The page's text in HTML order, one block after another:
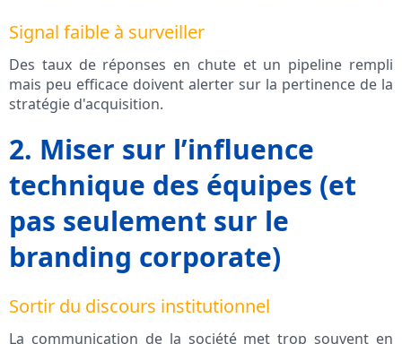
Signal faible à surveiller
Des taux de réponses en chute et un pipeline rempli
mais peu efficace doivent alerter sur la pertinence de la
stratégie d'acquisition.
2. Miser sur l’influence
technique des équipes (et
pas seulement sur le
branding corporate)
Sortir du discours institutionnel
La communication de la société met trop souvent en